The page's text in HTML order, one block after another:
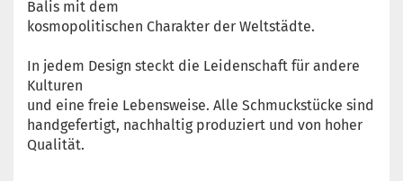
Balis mit dem
kosmopolitischen Charakter der Weltstädte.
In jedem Design steckt die Leidenschaft für andere
Kulturen
und eine freie Lebensweise. Alle Schmuckstücke sind
handgefertigt, nachhaltig produziert und von hoher
Qualität.